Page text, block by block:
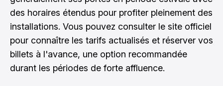
des horaires étendus pour profiter pleinement des
installations. Vous pouvez consulter le site officiel
pour connaître les tarifs actualisés et réserver vos
billets à l'avance, une option recommandée
durant les périodes de forte affluence.